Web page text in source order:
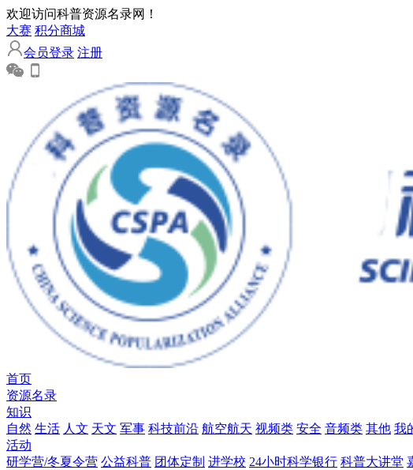
欢迎访问科普资源名录网！
大赛 积分商城
会员登录 注册
首页
资源名录
知识
自然 生活 人文 天文 军事 科技前沿 航空航天 视频类 安全 音频类 其他 我
活动
研学营/冬夏令营 公益科普 团体定制 进学校 24小时科学银行 科普大讲堂